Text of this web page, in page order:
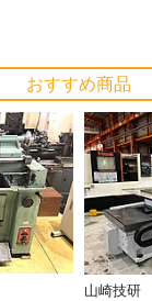
おすすめ商品
山崎技研